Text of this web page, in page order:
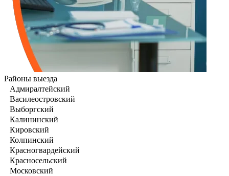
Районы выезда
Адмиралтейский
Василеостровский
Выборгский
Калининский
Кировский
Колпинский
Красногвардейский
Красносельский
Московский